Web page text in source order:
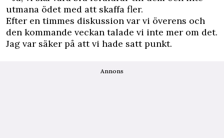
utmana ödet med att skaffa fler.
Efter en timmes diskussion var vi överens och
den kommande veckan talade vi inte mer om det.
Jag var säker på att vi hade satt punkt.
Annons